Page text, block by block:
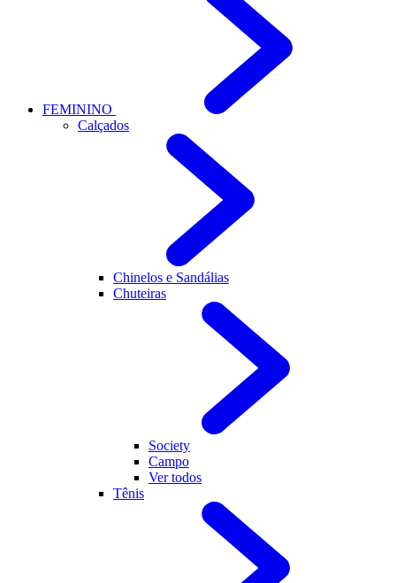
FEMININO
Calçados
Chinelos e Sandálias
Chuteiras
Society
Campo
Ver todos
Tênis